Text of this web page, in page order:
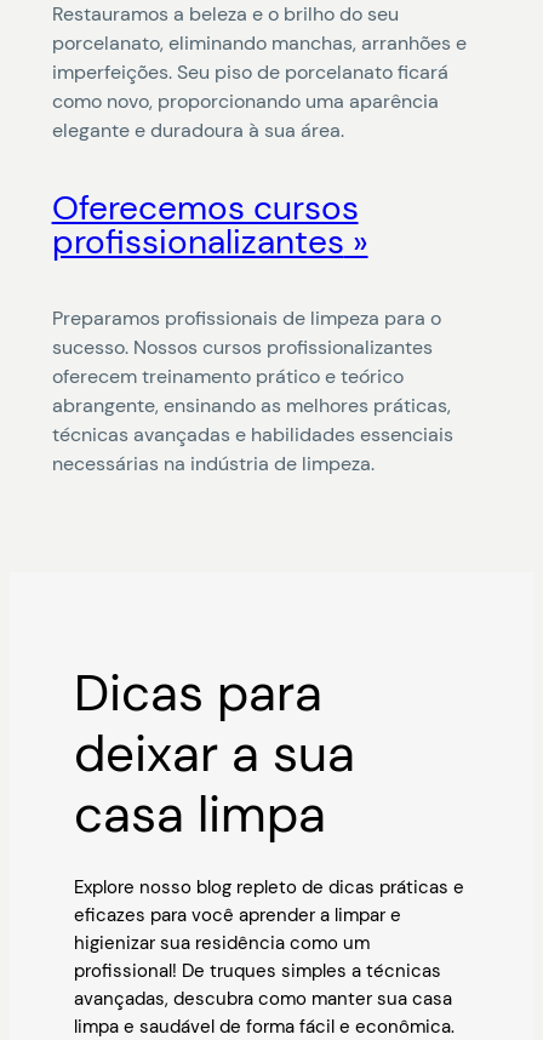
Restauramos a beleza e o brilho do seu
porcelanato, eliminando manchas, arranhões e
imperfeições. Seu piso de porcelanato ficará
como novo, proporcionando uma aparência
elegante e duradoura à sua área.
Oferecemos cursos
profissionalizantes
Preparamos profissionais de limpeza para o
sucesso. Nossos cursos profissionalizantes
oferecem treinamento prático e teórico
abrangente, ensinando as melhores práticas,
técnicas avançadas e habilidades essenciais
necessárias na indústria de limpeza.
Dicas para
deixar a sua
casa limpa
Explore nosso blog repleto de dicas práticas e
eficazes para você aprender a limpar e
higienizar sua residência como um
profissional! De truques simples a técnicas
avançadas, descubra como manter sua casa
limpa e saudável de forma fácil e econômica.